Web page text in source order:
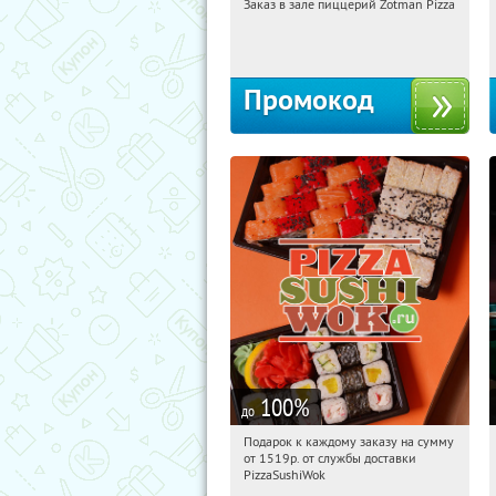
14:41:23 Получили:1
Заказ в зале пиццерий Zotman Pizza
Промокод
до 100%
14:41:23 Получили:197
г. Москва
Подарок к каждому заказу на сумму
от 1519р. от службы доставки
PizzaSushiWok